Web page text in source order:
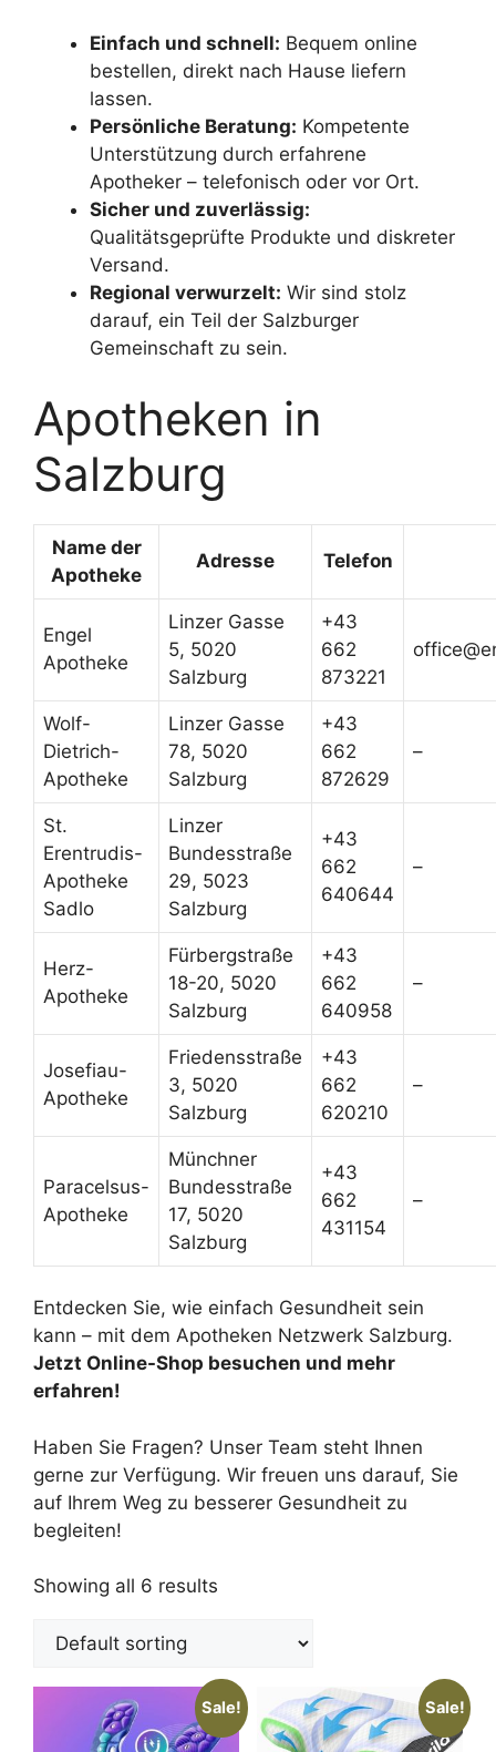
Einfach und schnell: Bequem online
bestellen, direkt nach Hause liefern
lassen.
Persönliche Beratung: Kompetente
Unterstützung durch erfahrene
Apotheker – telefonisch oder vor Ort.
Sicher und zuverlässig:
Qualitätsgeprüfte Produkte und diskreter
Versand.
Regional verwurzelt: Wir sind stolz
darauf, ein Teil der Salzburger
Gemeinschaft zu sein.
Apotheken in
Salzburg
Name der
Apotheke
Adresse Telefon
Engel
Apotheke
Linzer Gasse
5, 5020
Salzburg
+43
662
873221
Wolf-
Dietrich-
Apotheke
Linzer Gasse
78, 5020
Salzburg
+43
662
872629
–
St.
Erentrudis-
Apotheke
Sadlo
Linzer
Bundesstraße
29, 5023
Salzburg
+43
662
640644
–
Herz-
Apotheke
Fürbergstraße
18-20, 5020
Salzburg
+43
662
640958
–
Josefiau-
Apotheke
Friedensstraße
3, 5020
Salzburg
+43
662
620210
–
Paracelsus-
Apotheke
Münchner
Bundesstraße
17, 5020
Salzburg
+43
662
431154
–
Entdecken Sie, wie einfach Gesundheit sein
kann – mit dem Apotheken Netzwerk Salzburg.
Jetzt Online-Shop besuchen und mehr
erfahren!
Haben Sie Fragen? Unser Team steht Ihnen
gerne zur Verfügung. Wir freuen uns darauf, Sie
auf Ihrem Weg zu besserer Gesundheit zu
begleiten!
Showing all 6 results
Sale! Sale!